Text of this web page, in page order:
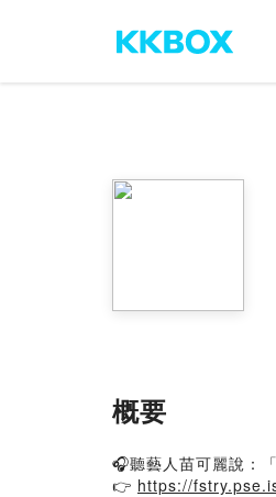
概要
🎧聽藝人苗可麗說：
👉 https://